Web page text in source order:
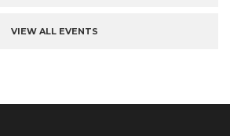
VIEW ALL EVENTS